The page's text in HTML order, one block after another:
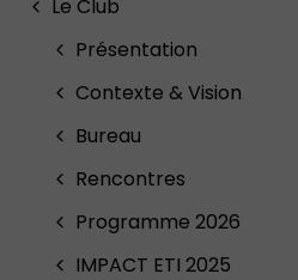
Le Club
Présentation
Contexte & Vision
Bureau
Rencontres
Programme 2026
IMPACT ETI 2025